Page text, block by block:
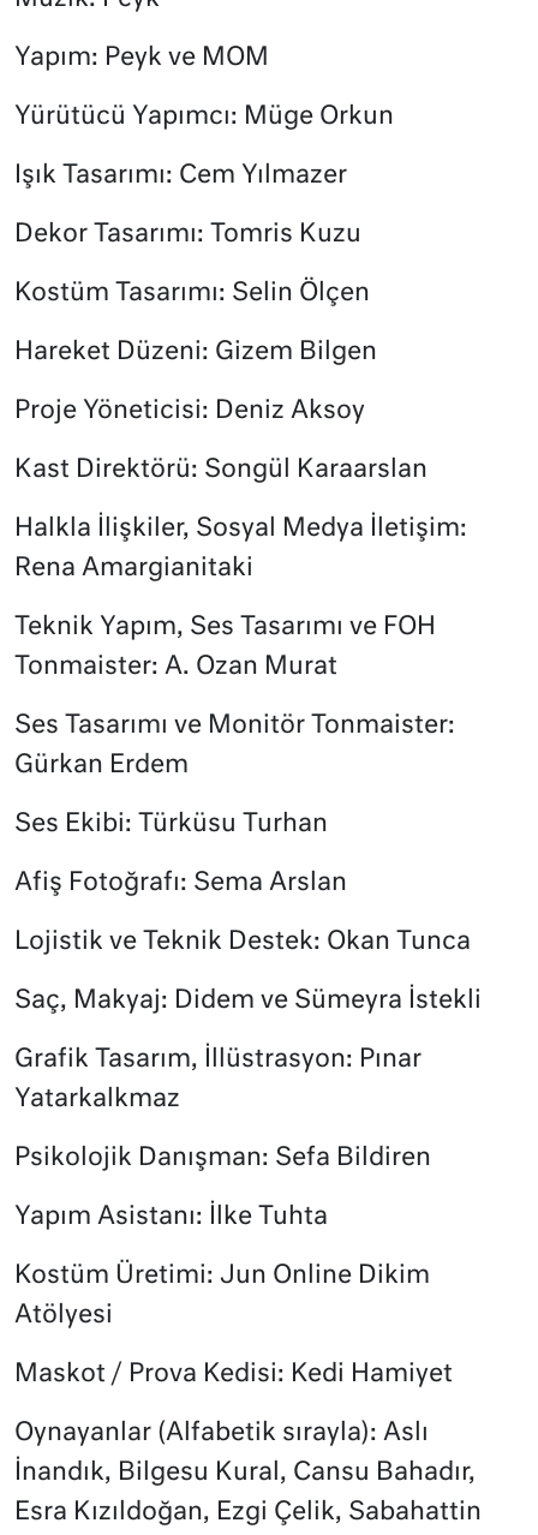
Yapım: Peyk ve MOM
Yürütücü Yapımcı: Müge Orkun
Işık Tasarımı: Cem Yılmazer
Dekor Tasarımı: Tomris Kuzu
Kostüm Tasarımı: Selin Ölçen
Hareket Düzeni: Gizem Bilgen
Proje Yöneticisi: Deniz Aksoy
Kast Direktörü: Songül Karaarslan
Halkla İlişkiler, Sosyal Medya İletişim:
Rena Amargianitaki
Teknik Yapım, Ses Tasarımı ve FOH
Tonmaister: A. Ozan Murat
Ses Tasarımı ve Monitör Tonmaister:
Gürkan Erdem
Ses Ekibi: Türküsu Turhan
Afiş Fotoğrafı: Sema Arslan
Lojistik ve Teknik Destek: Okan Tunca
Saç, Makyaj: Didem ve Sümeyra İstekli
Grafik Tasarım, İllüstrasyon: Pınar
Yatarkalkmaz
Psikolojik Danışman: Sefa Bildiren
Yapım Asistanı: İlke Tuhta
Kostüm Üretimi: Jun Online Dikim
Atölyesi
Maskot / Prova Kedisi: Kedi Hamiyet
Oynayanlar (Alfabetik sırayla): Aslı
İnandık, Bilgesu Kural, Cansu Bahadır,
Esra Kızıldoğan, Ezgi Çelik, Sabahattin